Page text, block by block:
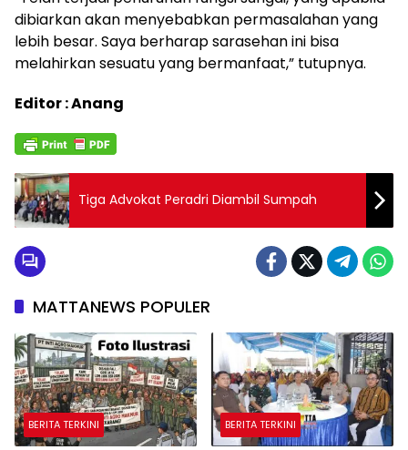
dibiarkan akan menyebabkan permasalahan yang
lebih besar. Saya berharap sarasehan ini bisa
melahirkan sesuatu yang bermanfaat,” tutupnya.
Editor : Anang
Tiga Advokat Peradri Diambil Sumpah
MATTANEWS POPULER
BERITA TERKINI BERITA TERKINI